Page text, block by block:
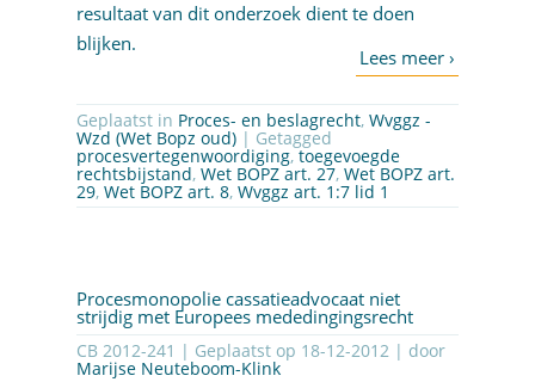
resultaat van dit onderzoek dient te doen
blijken.
Geplaatst in Proces- en beslagrecht, Wvggz -
Wzd (Wet Bopz oud) | Getagged
procesvertegenwoordiging, toegevoegde
rechtsbijstand, Wet BOPZ art. 27, Wet BOPZ art.
29, Wet BOPZ art. 8, Wvggz art. 1:7 lid 1
Procesmonopolie cassatieadvocaat niet
strijdig met Europees mededingingsrecht
CB 2012-241 | Geplaatst op 18-12-2012| door
Marijse Neuteboom-Klink